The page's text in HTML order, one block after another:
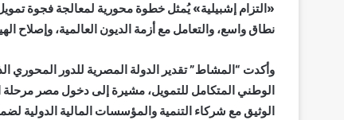
«التزام إشبيلية» يُمثل خطوة محورية لمعالجة فجوة
نطاق واسع، والتعامل مع أزمة الديون العالمية، وإصلاح
وأكدت “المشاط” تقدير الدولة المصرية للدور المحوري
الوطني المتكامل للتمويل، مشيرة إلى دخول مصر مرحلة
الوثيق مع شركاء التنمية والمؤسسات المالية الدولية